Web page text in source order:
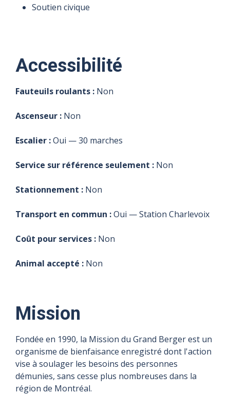
Soutien civique
Accessibilité
Fauteuils roulants : Non
Ascenseur : Non
Escalier :Oui — 30 marches
Service sur référence seulement : Non
Stationnement : Non
Transport en commun :Oui — Station Charlevoix
Coût pour services : Non
Animal accepté : Non
Mission
Fondée en 1990, la Mission du Grand Berger est un
organisme de bienfaisance enregistré dont l'action
vise à soulager les besoins des personnes
démunies, sans cesse plus nombreuses dans la
région de Montréal.